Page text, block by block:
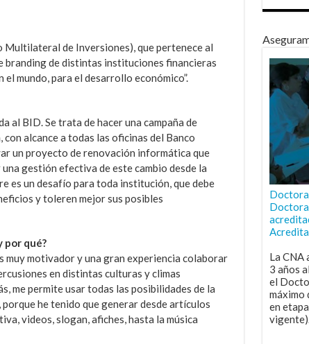
Multilateral de Inversiones), que pertenece al
branding de distintas instituciones financieras
mundo, para el desarrollo económico”.
al BID. Se trata de hacer una campaña de
alcance a todas las oficinas del Banco
un proyecto de renovación informática que
gestión efectiva de este cambio desde la
es un desafío para toda institución, que debe
y toleren mejor sus posibles
por qué?
muy motivador y una gran experiencia colaborar
en distintas culturas y climas
me permite usar todas las posibilidades de la
he tenido que generar desde artículos
videos, slogan, afiches, hasta la música
La CNA
3 años
el
máximo
en